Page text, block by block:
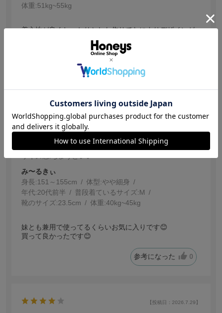
体重:51kg~55kg
着心地が良くしっかりとした作りでなによりデザインが
かわいい。スカート丈も長過ぎず涼しいです。
【投稿日：2026.8.1】
可愛い
サイズ：Ｍ
色：アイボリー花柄
み〜るきぃ
身長:151～155cm 体型:細身
年代:20代前半 普段着ているサイズ:M
靴のサイズ:23.5cm 体重:40kg~45kg
妹とも兼用で使ってるくらいお気に入りです😊
買って良かったです😊
参考になった 0
【投稿日：2026.7.29】